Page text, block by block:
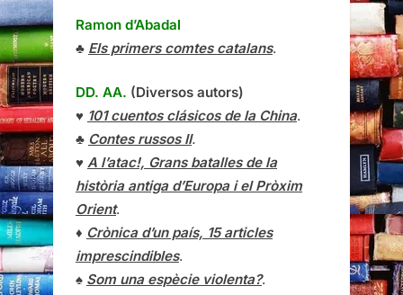
Ramon d’Abadal
♣ Els primers comtes catalans.
DD. AA. (Diversos autors)
♥ 101 cuentos clásicos de la China.
♣ Contes russos II.
♥ A l’atac!, Grans batalles de la
història antiga d’Europa i el Pròxim
Orient.
♦ Crònica d’un país, 15 articles
imprescindibles.
♠ Som una espècie violenta?.